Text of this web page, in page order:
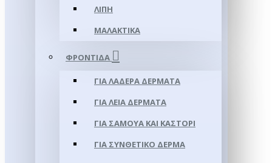
ΛΊΠΗ
ΜΑΛΑΚΤΙΚΆ
ΦΡΟΝΤΊΔΑ
ΓΙΑ ΛΑΔΕΡΆ ΔΈΡΜΑΤΑ
ΓΙΑ ΛΕΊΑ ΔΈΡΜΑΤΑ
ΓΙΑ ΣΑΜΟΥΑ ΚΑΙ ΚΑΣΤΌΡΙ
ΓΙΑ ΣΥΝΘΕΤΙΚΌ ΔΈΡΜΑ